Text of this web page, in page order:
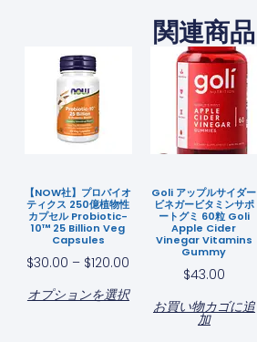
関連商品
【NOW社】プロバイオ
ティクス 250億植物性
カプセル Probiotic-
10™ 25 Billion Veg
Capsules
$30.00 – $120.00
オプションを選択
Goli アップルサイダー
ビネガービタミンサポ
ートグミ 60粒 Goli
Apple Cider
Vinegar Vitamins
Gummy
$43.00
お買い物カゴに追
加